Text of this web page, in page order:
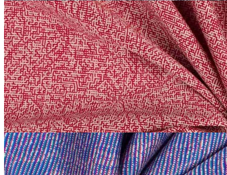
В наличии 9 м
Etro
Трикотаж сток Etro
хлопок 100%
140 смбордовый
2 200₽
за м
Купить
Etro
Трикотаж сток Etro